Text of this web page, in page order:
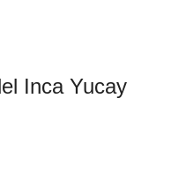
Inca Yucay